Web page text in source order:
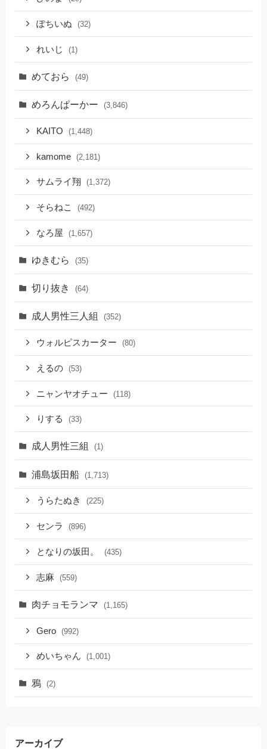
ぽちいぬ (32)
れいじ (1)
めておら (49)
めろんぱーかー (3,846)
KAITO (1,448)
kamome (2,181)
サムライ翔 (1,372)
そらねこ (492)
なろ屋 (1,657)
ゆきむら (35)
切り抜き (64)
成人男性三人組 (352)
ウォルピスカーター (80)
えるの (53)
ニャンヤオチュー (118)
りする (33)
成人男性三組 (1)
浦島坂田船 (1,713)
うらたぬき (225)
センラ (896)
となりの坂田。 (435)
志麻 (559)
肉チョモランマ (1,165)
Gero (992)
めいちゃん (1,001)
鴉 (2)
アーカイブ